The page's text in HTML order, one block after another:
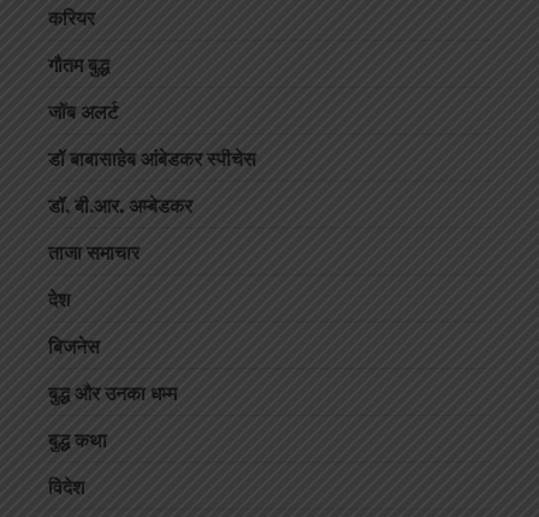
करियर
गौतम बुद्ध
जॉब अलर्ट
डॉ बाबासाहेब आंबेडकर स्पीचेस
डॉ. बी.आर. अम्बेडकर
ताजा समाचार
देश
बिजनेस
बुद्ध और उनका धम्म
बुद्ध कथा
विदेश